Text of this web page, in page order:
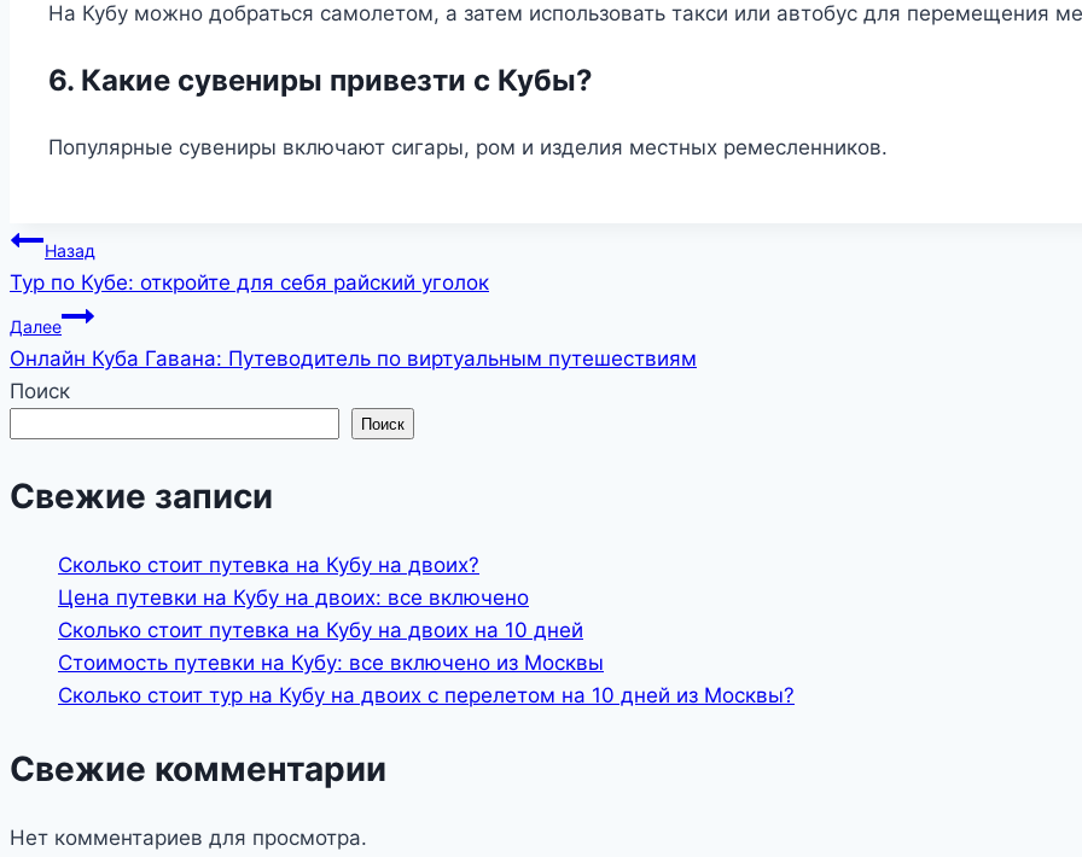
На Кубу можно добраться самолетом, а затем использовать такси или автобус для перемещения
6. Какие сувениры привезти с Кубы?
Популярные сувениры включают сигары, ром и изделия местных ремесленников.
Навигация
по
записям
Назад
Тур по Кубе: откройте для себя райский уголок
Далее
Онлайн Куба Гавана: Путеводитель по виртуальным путешествиям
Поиск
Поиск
Свежие записи
Сколько стоит путевка на Кубу на двоих?
Цена путевки на Кубу на двоих: все включено
Сколько стоит путевка на Кубу на двоих на 10 дней
Стоимость путевки на Кубу: все включено из Москвы
Сколько стоит тур на Кубу на двоих с перелетом на 10 дней из Москвы?
Свежие комментарии
Нет комментариев для просмотра.